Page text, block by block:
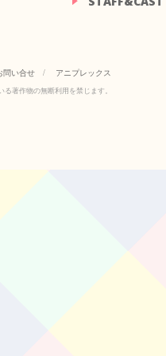
問い合せ / アニプレックス
著作物の無断利用を禁じます。